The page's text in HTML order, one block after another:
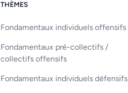
THÈMES
Fondamentaux individuels offensifs
Fondamentaux pré-collectifs /
collectifs offensifs
Fondamentaux individuels défensifs